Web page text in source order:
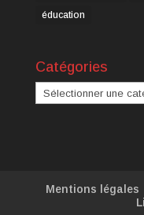
éducation
Catégories
Catégories
Mentions légales